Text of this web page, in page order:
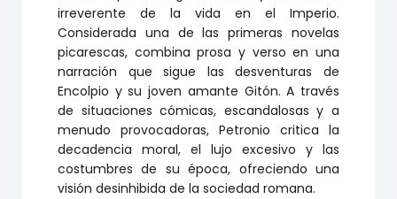
irreverente de la vida en el Imperio.
Considerada una de las primeras novelas
picarescas, combina prosa y verso en una
narración que sigue las desventuras de
Encolpio y su joven amante Gitón. A través
de situaciones cómicas, escandalosas y a
menudo provocadoras, Petronio critica la
decadencia moral, el lujo excesivo y las
costumbres de su época, ofreciendo una
visión desinhibida de la sociedad romana.